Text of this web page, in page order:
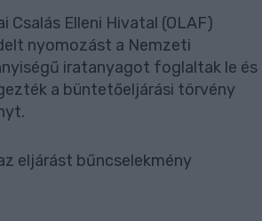
Elleni Hivatal (OLAF)
nyomozást a Nemzeti
iratanyagot foglaltak le és
a büntetőeljárási törvény
eljárást bűncselekmény